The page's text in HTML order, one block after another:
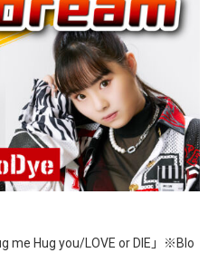
me Hug you/LOVE or DIE」※Blo